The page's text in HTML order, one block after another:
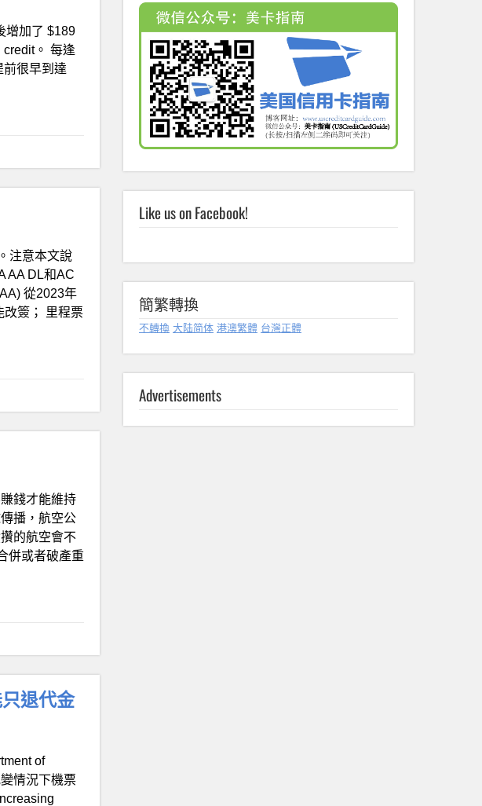
增加了 $189
。 每逢
很早到達
注意本文說
AA DL和AC
從2023年
改簽； 里程票
錢才能維持
播，航空公
的航空會不
併或者破產重
退代金
of
情況下機票
Like us on Facebook!
簡繁轉換
不轉換 大陆简体 港澳繁體 台灣正體
Advertisements